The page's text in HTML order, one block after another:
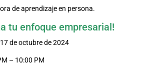
de aprendizaje en persona.
tu enfoque empresarial!
de octubre de 2024
– 10:00 PM